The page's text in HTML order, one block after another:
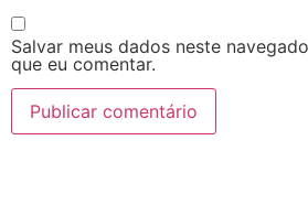
Salvar meus dados neste
que eu comentar.